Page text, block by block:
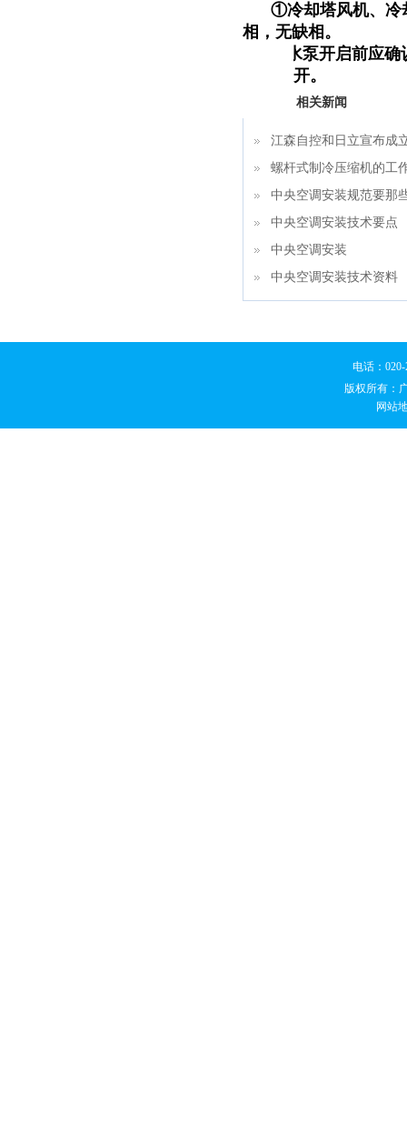
①冷却塔风机、冷
相，无缺相。
水泵开启前应
开。
相关新闻
江森自控和日立宣布成
螺杆式制冷压缩机的工
中央空调安装规范要那
中央空调安装技术要点
中央空调安装
中央空调安装技术资料
电话：
版权所有：
网站